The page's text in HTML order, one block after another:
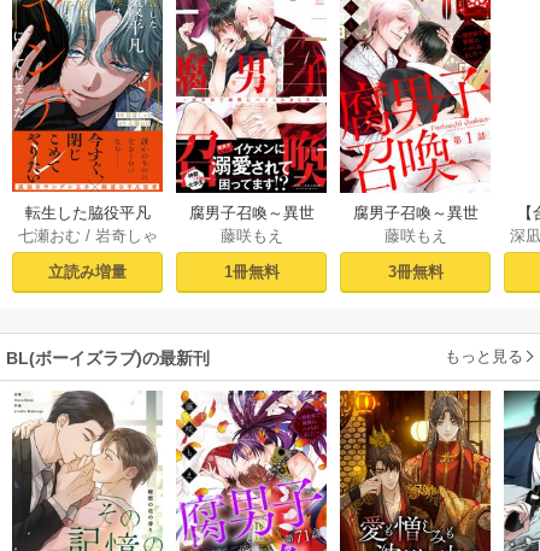
転生した脇役平凡
な僕は、美形第二
王子をヤンデレに
してしまった１
版】
七瀬おむ / 岩奇しゃ
立読み増量
腐男子召喚～異世
界で神獣にハメら
れました～ 【電子
コミック限定特典
藤咲もえ
1冊無料
腐男子召喚～異世
界で神獣にハメら
れました～ 分冊版
： 1
藤咲もえ
3冊無料
ラ
深
BL(ボーイズラブ)の最新刊 もっと見る